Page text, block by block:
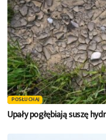
POSŁUCHAJ
Upały pogłębiają suszę